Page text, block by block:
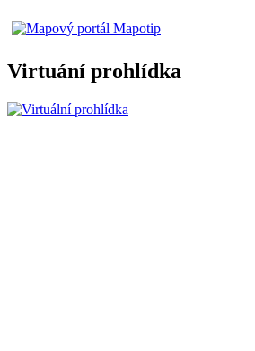
Virtuání prohlídka